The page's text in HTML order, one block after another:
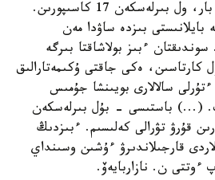
«ىسكە قوسىلعان جوبالار بار، ول بىرلەسكەن 17 كاسىپورىن.
بايلانىستى بىزدە ساۋدا مەن
سوندىقتان ءبىز بولاشاقتا بىرگە
ەكى جاقتى ۇكىمەتارالىق
سالالارى بويىنشا جۇمىس
(...) باستىسى - بۇل بىرلەسكەن
قۇرۋ تۋرالى كەلىسىم. ءبىزدىڭ
قارجىلاندىرۋ ءۇشىن وسىنداي
ءوتتى ن. نازاربايەۆ.